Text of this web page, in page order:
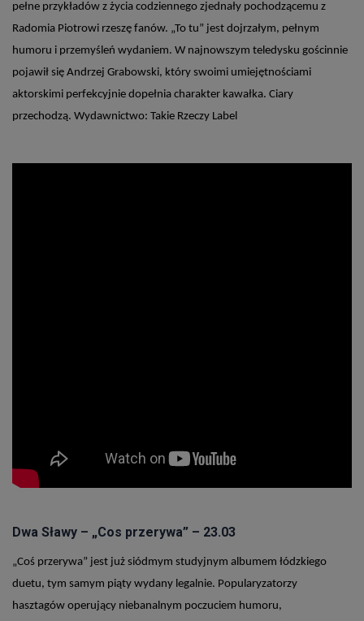
pełne przykładów z życia codziennego zjednały pochodzącemu z
Radomia Piotrowi rzeszę fanów. „To tu” jest dojrzałym, pełnym
humoru i przemyśleń wydaniem. W najnowszym teledysku gościnnie
pojawił się Andrzej Grabowski, który swoimi umiejętnościami
aktorskimi perfekcyjnie dopełnia charakter kawałka. Ciary
przechodzą. Wydawnictwo: Takie Rzeczy Label
Dwa Sławy – „Cos przerywa” – 23.03
„Coś przerywa” jest już siódmym studyjnym albumem łódzkiego
duetu, tym samym piąty wydany legalnie. Popularyzatorzy
hasztagów operujący niebanalnym poczuciem humoru,